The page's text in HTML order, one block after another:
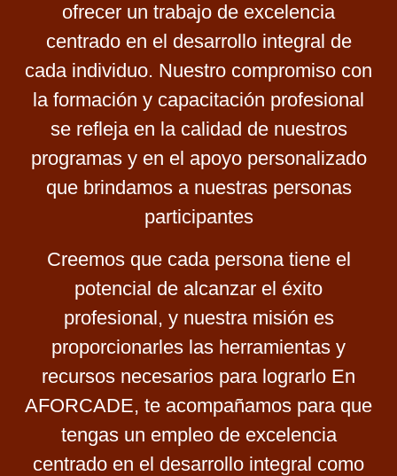
ofrecer un trabajo de excelencia
centrado en el desarrollo integral de
cada individuo. Nuestro compromiso con
la formación y capacitación profesional
se refleja en la calidad de nuestros
programas y en el apoyo personalizado
que brindamos a nuestras personas
participantes
Creemos que cada persona tiene el
potencial de alcanzar el éxito
profesional, y nuestra misión es
proporcionarles las herramientas y
recursos necesarios para lograrlo En
AFORCADE, te acompañamos para que
tengas un empleo de excelencia
centrado en el desarrollo integral como